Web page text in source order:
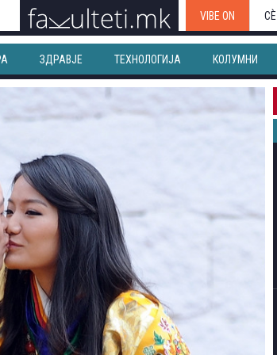
VIBE ON
ЗДРАВЈЕ ТЕХНОЛОГИЈА КОЛУМНИ